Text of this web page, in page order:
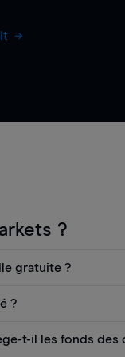
?
gratuite ?
outils tels que les
quantitatifs sur
?
de surveillance
t-il les fonds des